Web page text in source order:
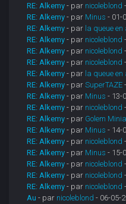
RE: Alkemy - par nicoleblond
RE: Alkemy - par Minus - 01-
RE: Alkemy - par la queue
RE: Alkemy - par nicoleblond
RE: Alkemy - par nicoleblond
RE: Alkemy - par nicoleblond
RE: Alkemy - par la queue
RE: Alkemy - parSuperTAZE
RE: Alkemy - par Minus - 13-
RE: Alkemy - par nicoleblond
RE: Alkemy - par Golem
RE: Alkemy - par Minus - 14-
RE: Alkemy - par nicoleblond
RE: Alkemy - par Minus - 15-
RE: Alkemy - par nicoleblond
RE: Alkemy - par nicoleblond
RE: Alkemy - par nicoleblond
Au - par nicoleblond - 06-05-